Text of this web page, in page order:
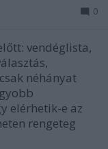
0
vendéglista,
néhányat
elérhetik-e az
rengeteg